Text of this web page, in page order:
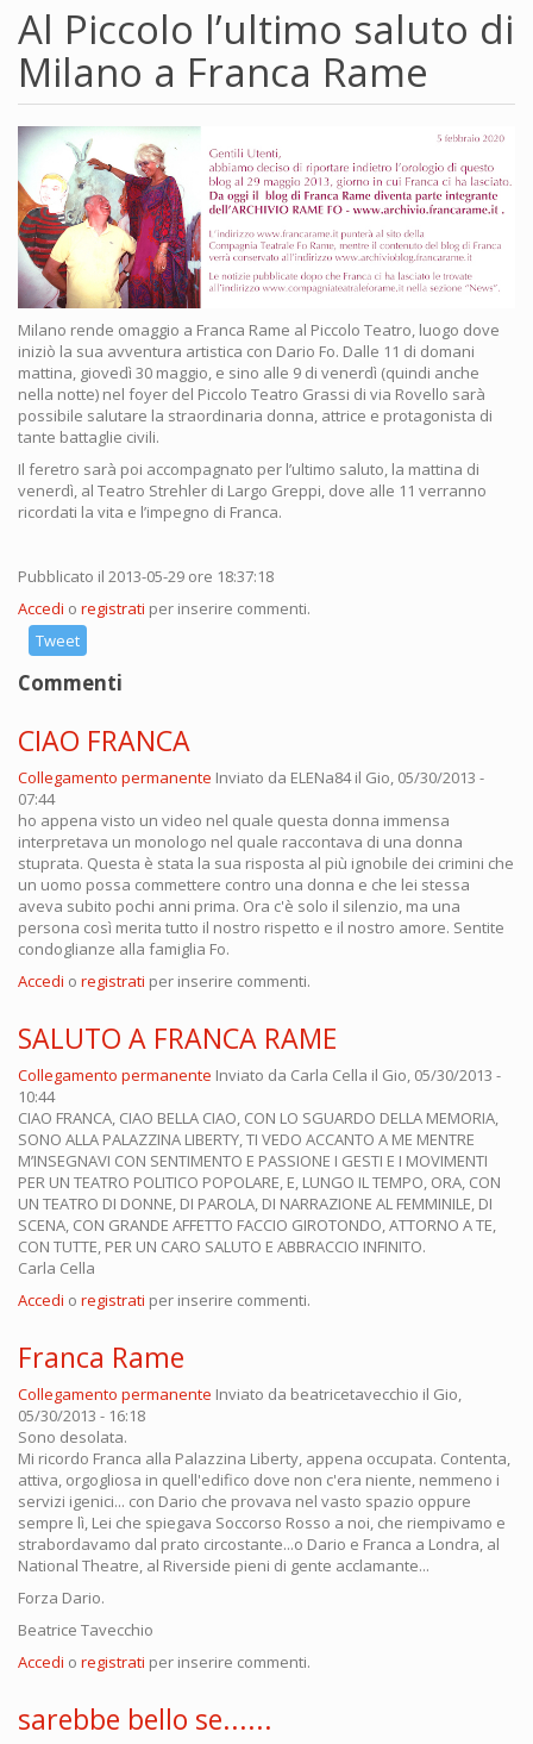
Al Piccolo l’ultimo saluto di
Milano a Franca Rame
Milano rende omaggio a Franca Rame al Piccolo Teatro, luogo dove
iniziò la sua avventura artistica con Dario Fo. Dalle 11 di domani
mattina, giovedì 30 maggio, e sino alle 9 di venerdì (quindi anche
nella notte) nel foyer del Piccolo Teatro Grassi di via Rovello sarà
possibile salutare la straordinaria donna, attrice e protagonista di
tante battaglie civili.
Il feretro sarà poi accompagnato per l’ultimo saluto, la mattina di
venerdì, al Teatro Strehler di Largo Greppi, dove alle 11 verranno
ricordati la vita e l’impegno di Franca.
Pubblicato il 2013-05-29 ore 18:37:18
Accedi o registrati per inserire commenti.
Tweet
Commenti
CIAO FRANCA
Collegamento permanente Inviato da ELENa84il Gio, 05/30/2013 -
07:44
ho appena visto un video nel quale questa donna immensa
interpretava un monologo nel quale raccontava di una donna
stuprata. Questa è stata la sua risposta al più ignobile dei crimini che
un uomo possa commettere contro una donna e che lei stessa
aveva subito pochi anni prima. Ora c'è solo il silenzio, ma una
persona così merita tutto il nostro rispetto e il nostro amore. Sentite
condoglianze alla famiglia Fo.
Accedi o registrati per inserire commenti.
SALUTO A FRANCA RAME
Collegamento permanente Inviato da Carla Cella il Gio, 05/30/2013 -
10:44
CIAO FRANCA, CIAO BELLA CIAO, CON LO SGUARDO DELLA MEMORIA,
SONO ALLA PALAZZINA LIBERTY, TI VEDO ACCANTO A ME MENTRE
M’INSEGNAVI CON SENTIMENTO E PASSIONE I GESTI E I MOVIMENTI
PER UN TEATRO POLITICO POPOLARE, E, LUNGO IL TEMPO, ORA, CON
UN TEATRO DI DONNE, DI PAROLA, DI NARRAZIONE AL FEMMINILE, DI
SCENA, CON GRANDE AFFETTO FACCIO GIROTONDO, ATTORNO A TE,
CON TUTTE, PER UN CARO SALUTO E ABBRACCIO INFINITO.
Carla Cella
Accedi o registrati per inserire commenti.
Franca Rame
Collegamento permanente Inviato da beatricetavecchio il Gio,
05/30/2013 - 16:18
Sono desolata.
Mi ricordo Franca alla Palazzina Liberty, appena occupata. Contenta,
attiva, orgogliosa in quell'edifico dove non c'era niente, nemmeno i
servizi igenici... con Dario che provava nel vasto spazio oppure
sempre lì, Lei che spiegava Soccorso Rosso a noi, che riempivamo e
strabordavamo dal prato circostante...o Dario e Franca a Londra, al
National Theatre, al Riverside pieni di gente acclamante...
Forza Dario.
Beatrice Tavecchio
Accedi o registrati per inserire commenti.
sarebbe bello se......